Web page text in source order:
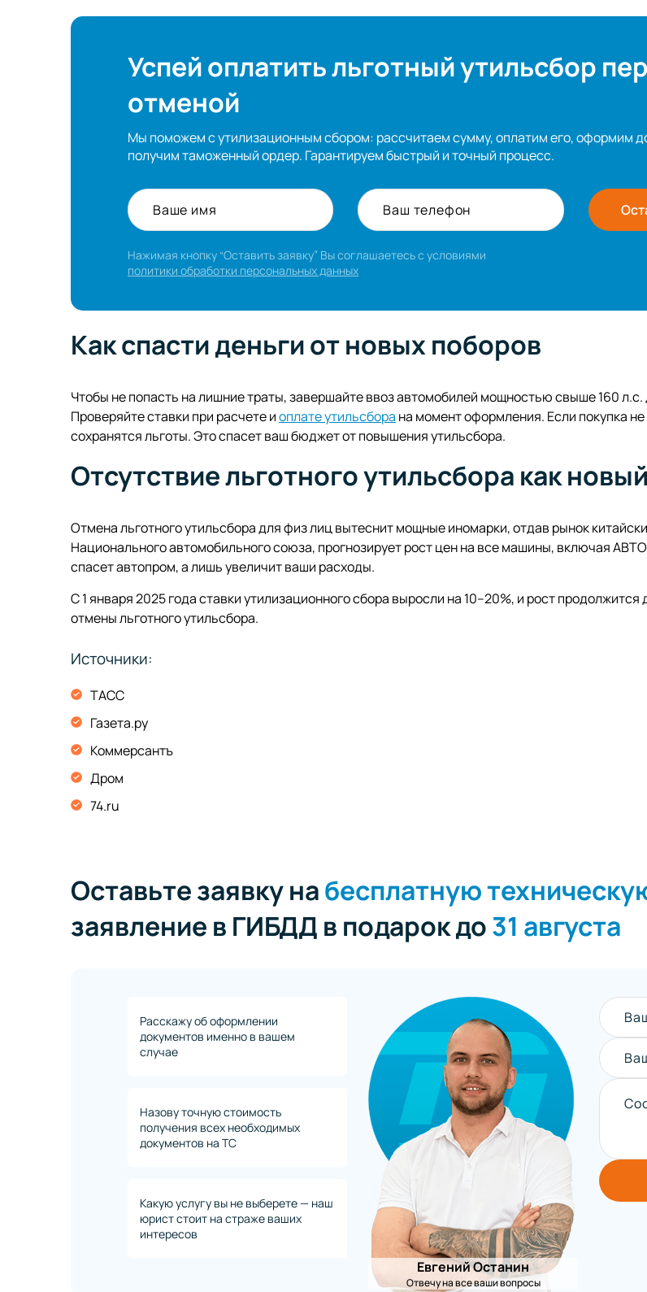
Успей оплатить льготный утильсбор
отменой
Мы поможем с утилизационным сбором: рассчитаем сумму, оплатим его, оформим
получим таможенный ордер. Гарантируем быстрый и точный процесс.
Ваше имя Ваш телефон
Нажимая кнопку “Оставить заявку” Вы соглашаетесь с условиями
политики обработки персональных данных
Как спасти деньги от новых поборов
Чтобы не попасть на лишние траты, завершайте ввоз автомобилей мощностью свыше 160 л.с.
Проверяйте ставки при расчете иоплате утильсбора на момент оформления. Если покупка
сохранятся льготы. Это спасет ваш бюджет от повышения утильсбора.
Отсутствие льготного утильсбора как
Отмена льготного утильсбора для физ лиц вытеснит мощные иномарки, отдав рынок
Национального автомобильного союза, прогнозирует рост цен на все машины, включая
спасет автопром, а лишь увеличит ваши расходы.
С 1 января 2025 года ставки утилизационного сбора выросли на 10–20%, и рост
отмены льготного утильсбора.
Источники:
ТАСС
Газета.ру
Коммерсантъ
Дром
74.ru
Оставьте заявку набесплатную
заявление в ГИБДД в подарок до31 августа
Расскажу об оформлении
документов именно в вашем
случае
Назову точную стоимость
получения всех необходимых
документов на ТС
Какую услугу вы не выберете — наш
юрист стоит на страже ваших
интересов
Евгений Останин
Отвечу на все ваши вопросы